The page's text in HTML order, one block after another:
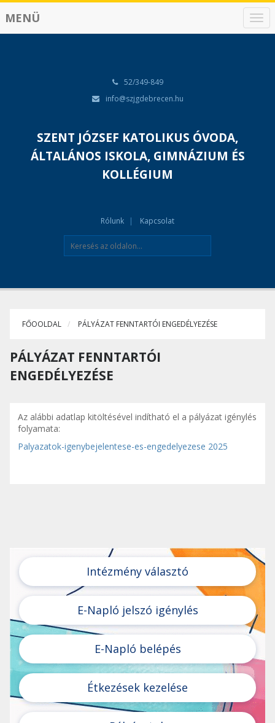
N
a
MENÜ
52/349-849
info@szjgdebrecen.hu
SZENT JÓZSEF KATOLIKUS ÓVODA,
ÁLTALÁNOS ISKOLA, GIMNÁZIUM ÉS
KOLLÉGIUM
Rólunk Kapcsolat
FŐOOLDAL PÁLYÁZAT FENNTARTÓI ENGEDÉLYEZÉSE
PÁLYÁZAT FENNTARTÓI
ENGEDÉLYEZÉSE
Az alábbi adatlap kitöltésével indítható el a pályázat igénylés
folyamata:
Palyazatok-igenybejelentese-es-engedelyezese 2025
Intézmény választó
E-Napló jelszó igénylés
E-Napló belépés
Étkezések kezelése